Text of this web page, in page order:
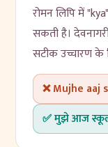
रोमन लिपि में
सकती है।
सटीक उच्चारण के
❌ Mujhe aaj
✅ मुझे आज स्कूल